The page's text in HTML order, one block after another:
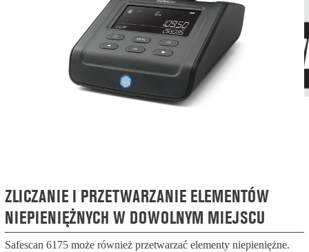
ZLICZANIE I PRZETWARZANIE ELEMENTÓW
NIEPIENIĘŻNYCH W DOWOLNYM MIEJSCU
Safescan 6175 może również przetwarzać elementy niepieniężne.